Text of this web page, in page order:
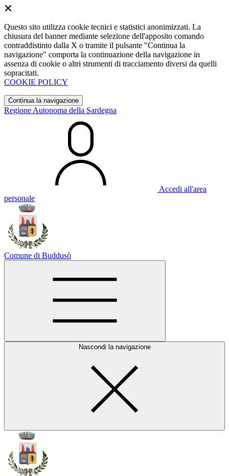
Questo sito utilizza cookie tecnici e statistici anonimizzati. La
chiusura del banner mediante selezione dell'apposito comando
contraddistinto dalla X o tramite il pulsante "Continua la
navigazione" comporta la continuazione della navigazione in
assenza di cookie o altri strumenti di tracciamento diversi da quelli
sopracitati.
COOKIE POLICY
Continua la navigazione
Regione Autonoma della Sardegna
Accedi all'area
personale
Comune di Buddusò
Nascondi la navigazione